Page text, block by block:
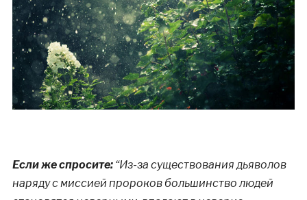
Если же спросите: “Из-за существования дьяволов
наряду с миссией пророков большинство людей